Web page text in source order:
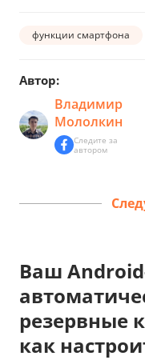
функции смартфона
Автор:
Владимир
Мололкин
Следите за
автором
Ваш
резервные
как